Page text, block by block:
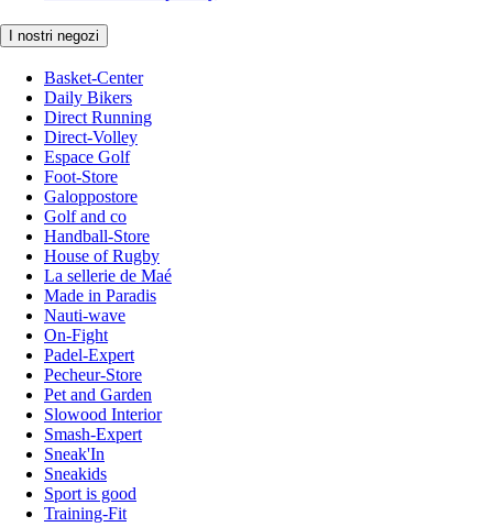
I nostri negozi
Basket-Center
Daily Bikers
Direct Running
Direct-Volley
Espace Golf
Foot-Store
Galoppostore
Golf and co
Handball-Store
House of Rugby
La sellerie de Maé
Made in Paradis
Nauti-wave
On-Fight
Padel-Expert
Pecheur-Store
Pet and Garden
Slowood Interior
Smash-Expert
Sneak'In
Sneakids
Sport is good
Training-Fit